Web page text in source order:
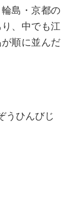
島・京都の
、中でも江
順に並んだ
うひんびじ